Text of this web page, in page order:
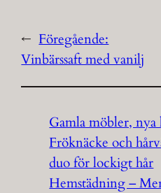
← Föregående:
Vinbärssaft med vanilj
Gamla möbler,
Fröknäcke och
duo för lockigt hår
Hemstädning –